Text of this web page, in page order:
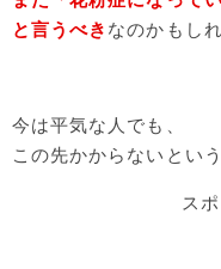
と言うべき なのかもし
今は平気な人でも、
この先かからないとい
ス